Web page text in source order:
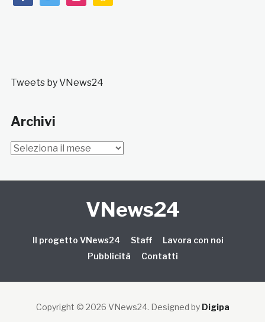
Tweets by VNews24
Archivi
Archivi
VNews24
Il progetto VNews24 Staff
Lavora con noi
Pubblicità
Contatti
Copyright © 2026 VNews24. Designed by Digipa